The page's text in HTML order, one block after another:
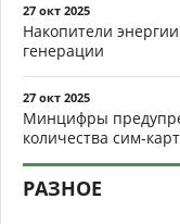
27 окт 2025
Накопители
генерации
27 окт 2025
Минцифры
количества сим-карт
РАЗНОЕ